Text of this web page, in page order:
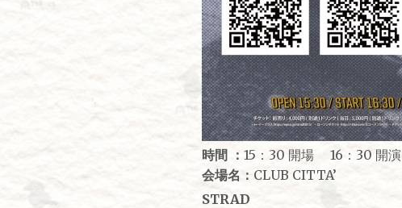
時間 ：15：30 開場 16：30 開演
会場名： CLUB CITTA’
STRAD